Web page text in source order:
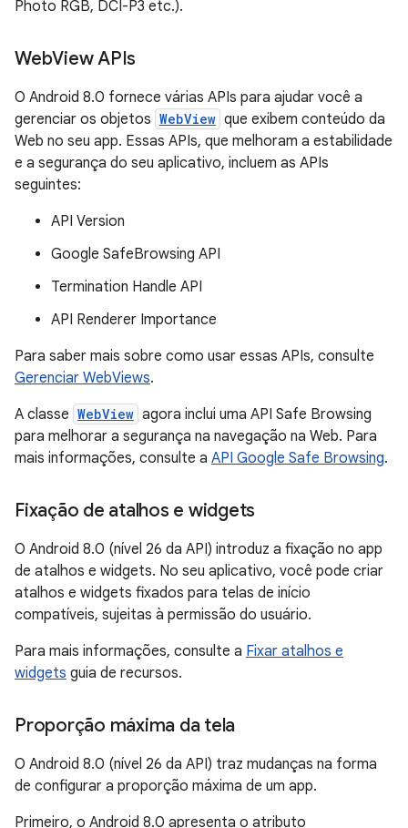
Photo RGB, DCI-P3 etc.).
WebView APIs
O Android 8.0 fornece várias APIs para ajudar você a
gerenciar os objetos WebView que exibem conteúdo da
Web no seu app. Essas APIs, que melhoram a estabilidade
e a segurança do seu aplicativo, incluem as APIs
seguintes:
API Version
Google SafeBrowsing API
Termination Handle API
API Renderer Importance
Para saber mais sobre como usar essas APIs, consulte
Gerenciar WebViews.
A classe WebView agora inclui uma API Safe Browsing
para melhorar a segurança na navegação na Web. Para
mais informações, consulte a API Google Safe Browsing.
Fixação de atalhos e widgets
O Android 8.0 (nível 26 da API) introduz a fixação no app
de atalhos e widgets. No seu aplicativo, você pode criar
atalhos e widgets fixados para telas de início
compatíveis, sujeitas à permissão do usuário.
Para mais informações, consulte a Fixar atalhos e
widgets guia de recursos.
Proporção máxima da tela
O Android 8.0 (nível 26 da API) traz mudanças na forma
de configurar a proporção máxima de um app.
Primeiro, o Android 8.0 apresenta o atributo